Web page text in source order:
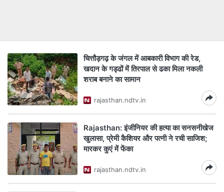
चित्तौड़गढ़ के जंगल में आबकारी विभाग की रेड,
खदान के गड्ढों में तिरपाल से ढका मिला नकली
शराब बनाने का सामान
rajasthan.ndtv.in
Rajasthan: इंजीनियर की हत्या का सनसनीखेज
खुलासा, प्रेमी कैशियर और पत्नी ने रची साजिश;
मारकर कुएं में फेंका
rajasthan.ndtv.in